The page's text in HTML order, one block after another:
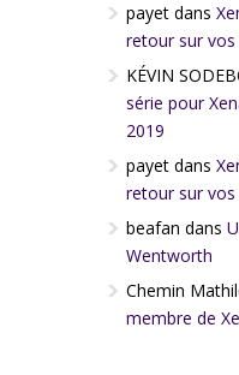
payet dans
retour sur
KÉVIN
série pour
2019
payet dans
retour sur
beafan dans
Wentworth
Chemin
membre de